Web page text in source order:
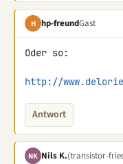
H hp-freundGast
Oder so:
http://
Antwort
NK Nils K.(transistor-